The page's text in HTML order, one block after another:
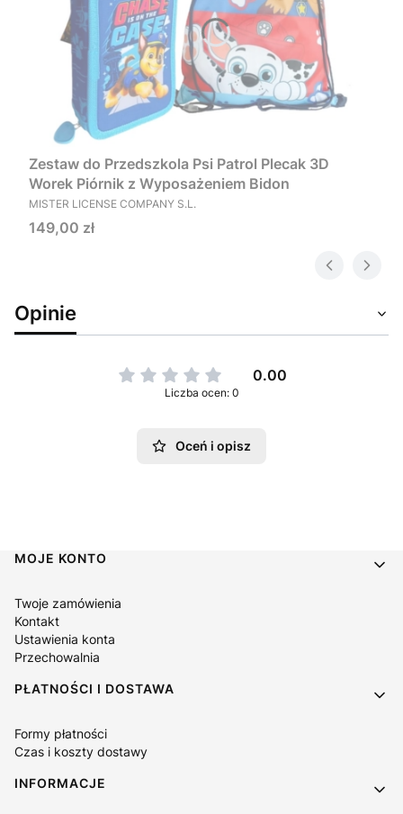
Zestaw do Przedszkola Psi Patrol Plecak 3D
Worek Piórnik z Wyposażeniem Bidon
PRODUCENT
MISTER LICENSE COMPANY S.L.
Cena
149,00 zł
Opinie
0.00
Liczba ocen: 0
Oceń i opisz
Linki w stopce
MOJE KONTO
Twoje zamówienia
Kontakt
Ustawienia konta
Przechowalnia
PŁATNOŚCI I DOSTAWA
Formy płatności
Czas i koszty dostawy
INFORMACJE